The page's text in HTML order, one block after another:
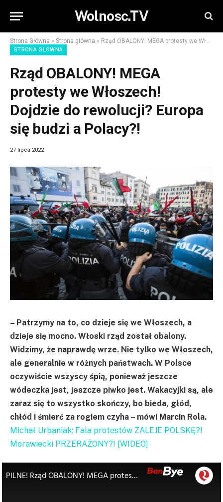
Wolnosc.TV
Strona Główna » Strona główna » Rząd OBALONY! MEGA protesty we Włoszech! Dojdzie do rewolucji? Europa się budzi a Polacy?!
STRONA GŁÓWNA
Rząd OBALONY! MEGA
protesty we Włoszech!
Dojdzie do rewolucji? Europa
się budzi a Polacy?!
27 lipca 2022
– Patrzymy na to, co dzieje się we Włoszech, a
dzieje się mocno. Włoski rząd został obalony.
Widzimy, że naprawdę wrze. Nie tylko we Włoszech,
ale generalnie w różnych państwach. W Polsce
oczywiście wszyscy śpią, ponieważ jeszcze
wódeczka jest, jeszcze piwko jest. Wakacyjki są, ale
zaraz się to wszystko skończy, bo bieda, głód,
chłód i śmierć za rogiem czyha – mówi Marcin Rola.
Michał Urbaniak: Fala protestów ZALEJE POLSKĘ?!
Morawiecki PRZERAŻONY?! [WIDEO]